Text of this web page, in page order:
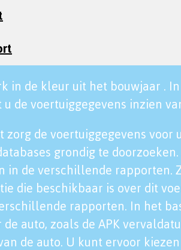
in de kleur uit het bouwjaar .
de voertuiggegevens inzien
zorg de voertuiggegevens voor
grondig te
in de verschillende rapporten.
die beschikbaar is over dit
rapporten. In het
auto, zoals de APK
de auto. U kunt ervoor